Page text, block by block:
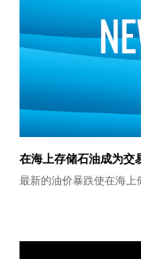
在海上存储石油成为交
最新的油价暴跌使在海